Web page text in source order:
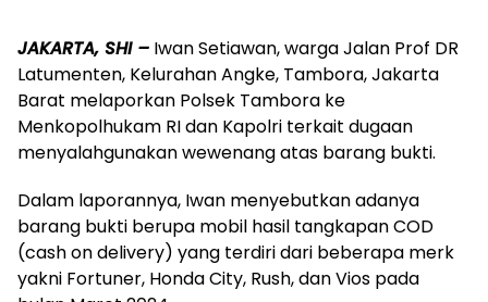
JAKARTA, SHI – Iwan Setiawan, warga Jalan Prof DR
Latumenten, Kelurahan Angke, Tambora, Jakarta
Barat melaporkan Polsek Tambora ke
Menkopolhukam RI dan Kapolri terkait dugaan
menyalahgunakan wewenang atas barang bukti.
Dalam laporannya, Iwan menyebutkan adanya
barang bukti berupa mobil hasil tangkapan COD
(cash on delivery) yang terdiri dari beberapa merk
yakni Fortuner, Honda City, Rush, dan Vios pada